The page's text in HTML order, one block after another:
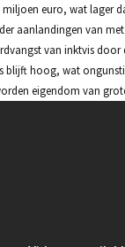
euro, wat lager
aanlandingen van
van inktvis door
blijft hoog, wat
eigendom van